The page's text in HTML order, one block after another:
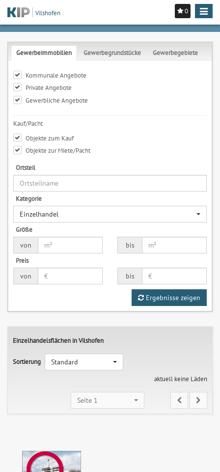
0
Toggle
Vilshofen
Gewerbeimmobilien Gewerbegrundstücke Gewerbegebiete
Kommunale Angebote
Private Angebote
Gewerbliche Angebote
Kauf/Pacht
Objekte zum Kauf
Objekte zur Miete/Pacht
Ortsteil
Kategorie
Einzelhandel
Größe
von
bis
Preis
von
bis
Ergebnisse zeigen
Einzelhandelsflächen in Vilshofen
Sortierung
Standard
aktuell keine Läden
Seite 1